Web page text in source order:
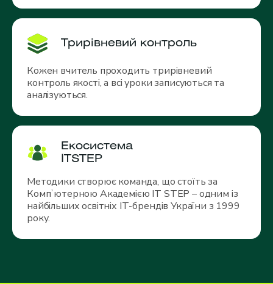
Трирівневий контроль
Кожен вчитель проходить трирівневий
контроль якості, а всі уроки записуються та
аналізуються.
Екосистема
ITSTEP
Методики створює команда, що стоїть за
Компʼютерною Академією IT STEP – одним із
найбільших освітніх ІТ-брендів України з 1999
року.